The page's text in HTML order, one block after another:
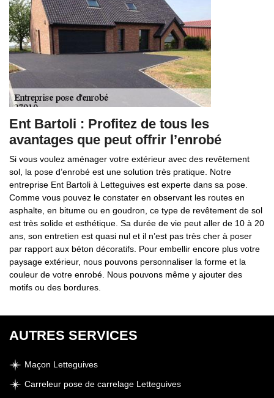
Ent Bartoli : Profitez de tous les
avantages que peut offrir l’enrobé
Si vous voulez aménager votre extérieur avec des revêtement
sol, la pose d’enrobé est une solution très pratique. Notre
entreprise Ent Bartoli à Letteguives est experte dans sa pose.
Comme vous pouvez le constater en observant les routes en
asphalte, en bitume ou en goudron, ce type de revêtement de sol
est très solide et esthétique. Sa durée de vie peut aller de 10 à 20
ans, son entretien est quasi nul et il n’est pas très cher à poser
par rapport aux béton décoratifs. Pour embellir encore plus votre
paysage extérieur, nous pouvons personnaliser la forme et la
couleur de votre enrobé. Nous pouvons même y ajouter des
motifs ou des bordures.
AUTRES SERVICES
Maçon Letteguives
Carreleur pose de carrelage Letteguives